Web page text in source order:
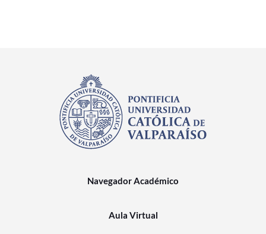
Navegador Académico
Aula Virtual